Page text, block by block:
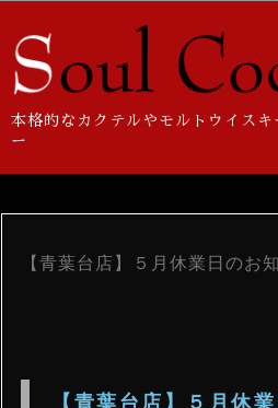
本格的なカクテルやモルトウイス
ー
【青葉台店】５月休業日のお
【青葉台店】５月休